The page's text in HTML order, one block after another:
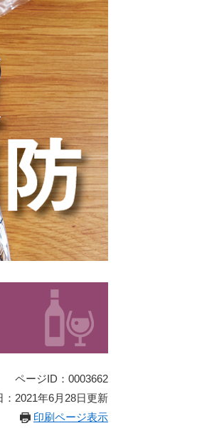
ページID：0003662
：2021年6月28日更新
印刷ページ表示